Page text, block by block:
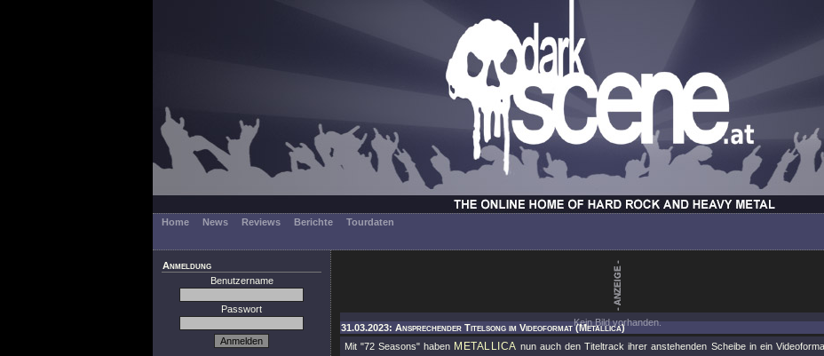
Home News Reviews Berichte
Tourdaten
Anmeldung
Benutzername
Passwort
Kein Bild vorhanden.
31.03.2023: Ansprechender Titelsong im Videoformat (Metallica)
Mit"72 Seasons" haben METALLICA nun auch den Titeltrack ihrer anstehenden Scheibe in ein